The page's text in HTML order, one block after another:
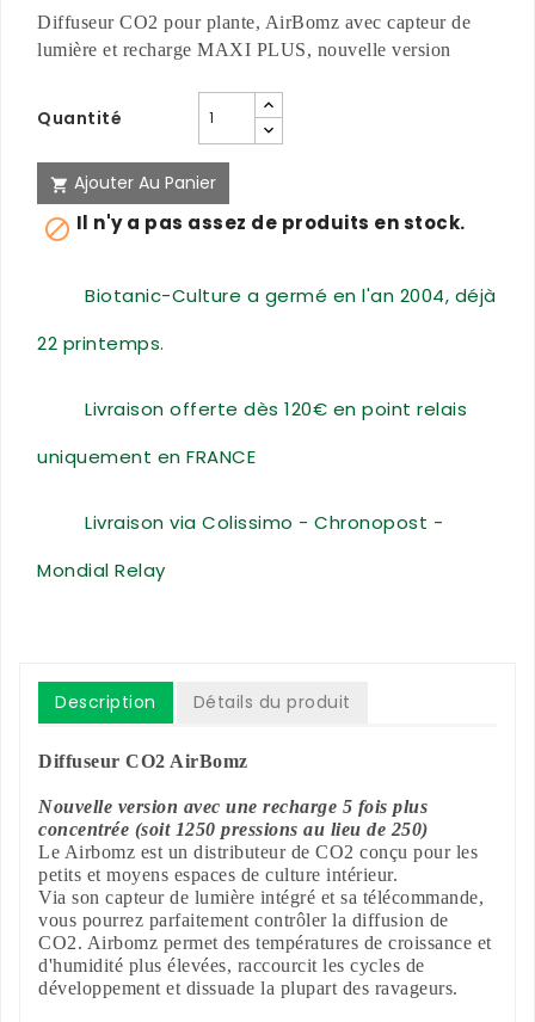
Diffuseur CO2 pour plante, AirBomz avec capteur de
lumière et recharge MAXI PLUS, nouvelle version
Quantité
 Ajouter Au Panier
 Il n'y a pas assez de produits en stock.
Biotanic-Culture a germé en l'an 2004, déjà
22 printemps.
Livraison offerte dès 120€ en point relais
uniquement en FRANCE
Livraison via Colissimo - Chronopost -
Mondial Relay
Description Détails du produit
Diffuseur CO2 AirBomz
Nouvelle version avec une recharge 5 fois plus
concentrée (soit 1250 pressions au lieu de 250)
Le Airbomz est un distributeur de CO2 conçu pour les
petits et moyens espaces de culture intérieur.
Via son capteur de lumière intégré et sa télécommande,
vous pourrez parfaitement contrôler la diffusion de
CO2. Airbomz permet des températures de croissance et
d'humidité plus élevées, raccourcit les cycles de
développement et dissuade la plupart des ravageurs.